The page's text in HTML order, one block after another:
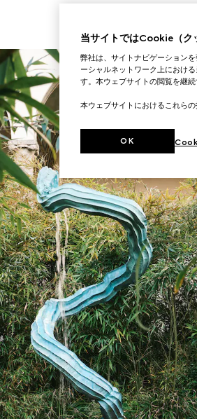
当サイトではCookie（ク
弊社は、サイトナビゲーション
ーシャルネットワーク上におけ
す。本ウェブサイトの閲覧を継
本ウェブサイトにおけるこれら
OK